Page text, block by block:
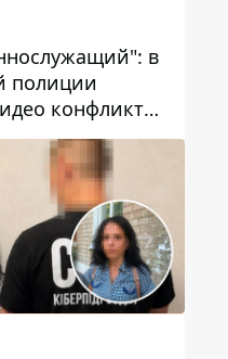
в
полиции
конфликта
без ноги на
в Днепре